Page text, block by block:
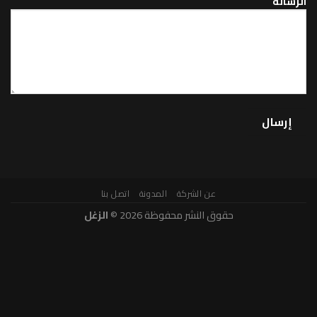
المدونة اتصل بنا
حقوق النشر محفوظة 2026 © الزغل